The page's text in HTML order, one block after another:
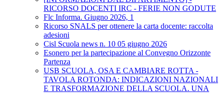
RICORSO DOCENTI IRC - FERIE NON GODUTE
Flc Informa. Giugno 2026, 1
Ricorso SNALS per ottenere la carta docente: raccolta
adesioni
Cisl Scuola news n. 10 05 giugno 2026
Esonero per la partecipazione al Convegno Orizzonte
Partenza
USB SCUOLA, OSA E CAMBIARE ROTTA -
TAVOLA ROTONDA: INDICAZIONI NAZIONALI
E TRASFORMAZIONE DELLA SCUOLA. UNA